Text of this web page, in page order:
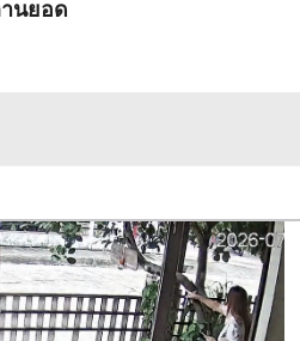
นยอด